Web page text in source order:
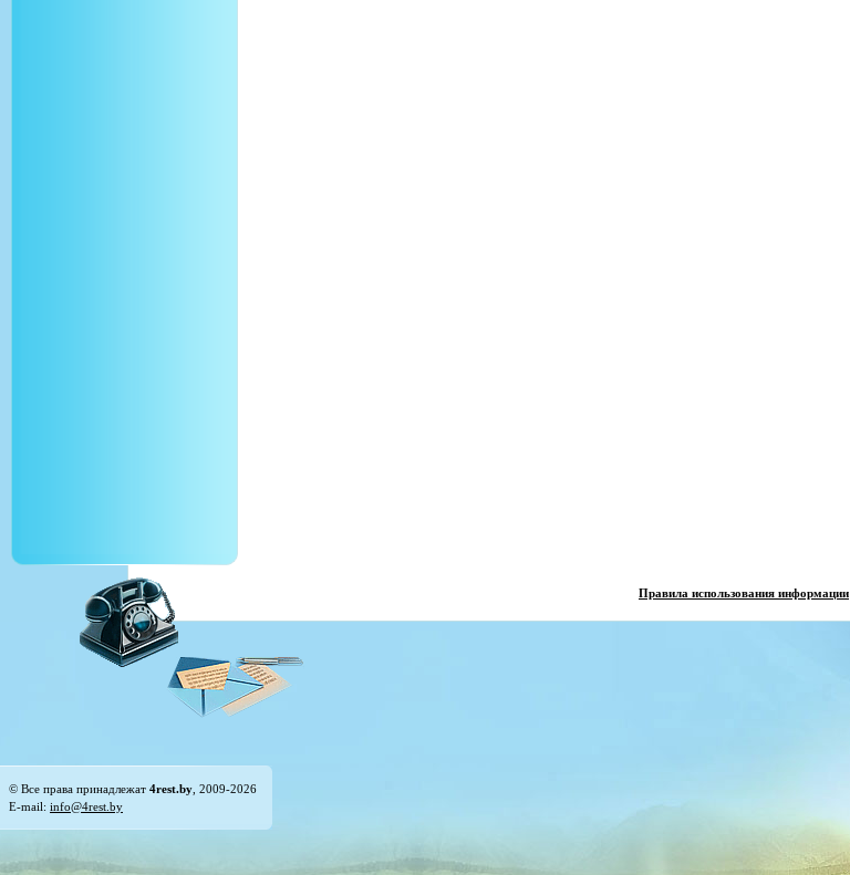
Правила использования информации
© Все права принадлежат 4rest.by , 2009-2026
E-mail: info@4rest.by